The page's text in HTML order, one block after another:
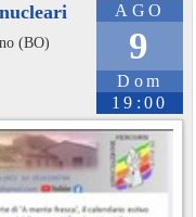
AGO
9
Dom
19:00
(BO)